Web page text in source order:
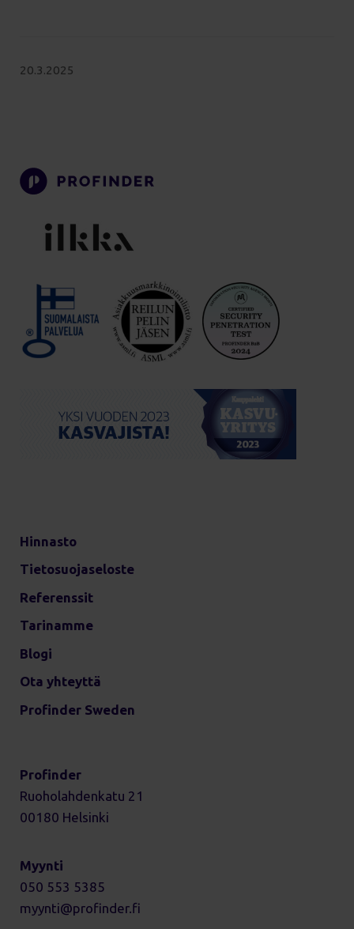
20.3.2025
Hinnasto
Tietosuojaseloste
Referenssit
Tarinamme
Blogi
Ota yhteyttä
Profinder Sweden
Profinder
Ruoholahdenkatu 21
00180 Helsinki
Myynti
050 553 5385
myynti
profinder.fi